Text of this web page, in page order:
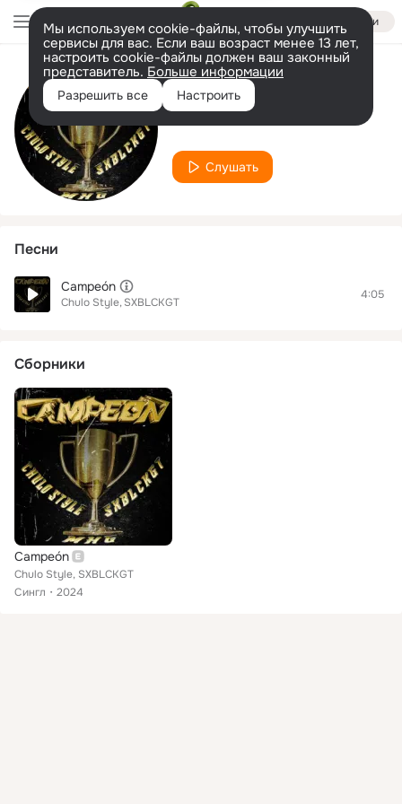
Войти
Мы используем cookie-файлы, чтобы улучшить
сервисы для вас. Если ваш возраст менее 13 лет,
настроить cookie-файлы должен ваш законный
представитель. Больше информации
Разрешить все Настроить
Исполнитель
SXBLCKGT
Слушать
Песни
Campeón
Chulo Style SXBLCKGT
4:05
Сборники
Campeón
Chulo Style, SXBLCKGT
Сингл
2024